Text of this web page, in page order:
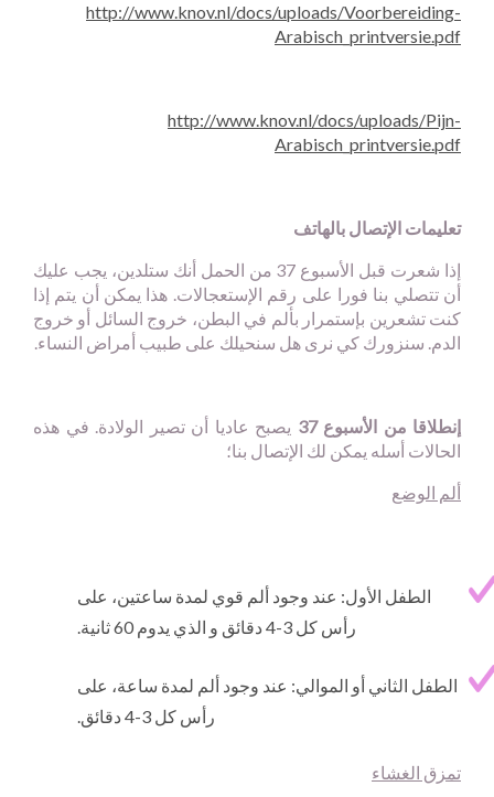
http://www.knov.nl/docs/uploads/Voorbereiding-
Arabisch_printversie.pdf
http://www.knov.nl/docs/uploads/Pijn-
Arabisch_printversie.pdf
تعليمات الإتصال بالهاتف
إذا شعرت قبل الأسبوع 37 من الحمل أنك ستلدين، يجب عليك
أن تتصلي بنا فورا على رقم الإستعجالات. هذا يمكن أن يتم إذا
كنت تشعرين بإستمرار بألم في البطن، خروج السائل أو خروج
الدم. سنزورك كي نرى هل سنحيلك على طبيب أمراض النساء.
إنطلاقا من الأسبوع 37
يصبح عاديا أن تصير الولادة. في هذه
الحالات أسله يمكن لك الإتصال بنا؛
ألم الوضع
الطفل الأول: عند وجود ألم قوي لمدة ساعتين، على
رأس كل 3-4 دقائق و الذي يدوم 60 ثانية.
الطفل الثاني أو الموالي: عند وجود ألم لمدة ساعة، على
رأس كل 3-4 دقائق.
تمزق الغشاء